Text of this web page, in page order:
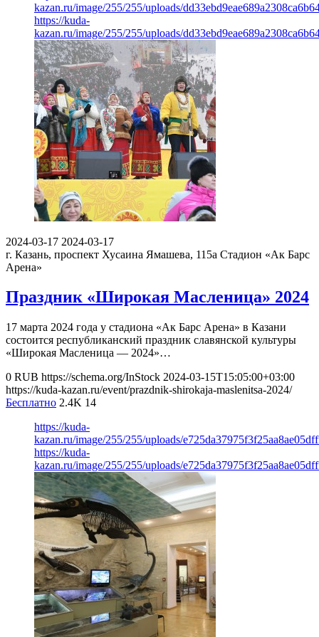
kazan.ru/image/255/255/uploads/
https://kuda-
kazan.ru/image/255/255/uploads/
2024-03-17 2024-03-17
г. Казань, проспект Хусаина Ямашева, 115а Стадион «Ак Барс
Арена»
Праздник «Широкая Масленица» 2024
17 марта 2024 года у стадиона «Ак Барс Арена» в Казани
состоится республиканский праздник славянской культуры
«Широкая Масленица — 2024»…
0 RUB https://schema.org/InStock 2024-03-15T15:05:00+03:00
https://kuda-kazan.ru/event/prazdnik-shirokaja-maslenitsa-2024/
Бесплатно 2.4K 14
https://kuda-
kazan.ru/image/255/255/uploads/
https://kuda-
kazan.ru/image/255/255/uploads/